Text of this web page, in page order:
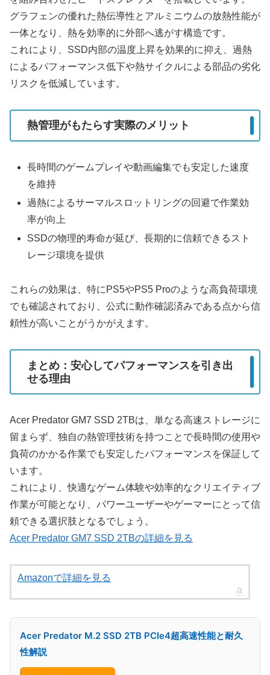
グラフェンの優れた熱伝導性とアルミニウムの放熱性能が
一体となり、熱を効率的に外部へ逃がす構造です。
これにより、SSD内部の温度上昇を効果的に抑え、過熱
によるパフォーマンス低下や熱サイクルによる部品の劣化
リスクを低減しています。
熱管理がもたらす実際のメリット
長時間のゲームプレイや動画編集でも安定した速度
を維持
過熱によるサーマルスロットリングの回避で作業効
率が向上
SSDの物理的寿命が延び、長期的に信頼できるスト
レージ環境を提供
これらの効果は、特にPS5やPS5 Proのような高負荷環境
でも確認されており、公式に動作確認済みである点から信
頼性が高いことがうかがえます。
まとめ：安心してパフォーマンスを引き出
せる理由
Acer Predator GM7 SSD 2TBは、単なる高速ストレージに
留まらず、独自の熱管理技術を持つことで長時間の使用や
負荷のかかる作業でも安定したパフォーマンスを保証して
います。
これにより、快適なゲーム体験や効率的なクリエイティブ
作業が可能となり、パワーユーザーやゲーマーにとって信
頼できる選択肢となるでしょう。
Acer Predator GM7 SSD 2TBの詳細を見る
Amazonで詳細を見る
Acer Predator M.2 SSD 2TB PCIe4超高速性能と耐久
性解説